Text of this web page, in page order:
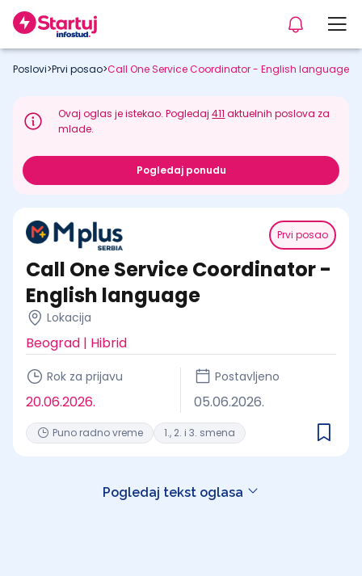
Poslovi>Prvi posao>Call One Service Coordinator - English language
Ovaj oglas je istekao. Pogledaj411 aktuelnih poslova za
mlade.
Pogledaj ponudu
Prvi posao
Call One Service Coordinator -
English language
Lokacija
Beograd | Hibrid
Rok za prijavu
20.06.2026.
Postavljeno
05.06.2026.
Puno radno vreme 1., 2. i 3. smena
Pogledaj tekst oglasa